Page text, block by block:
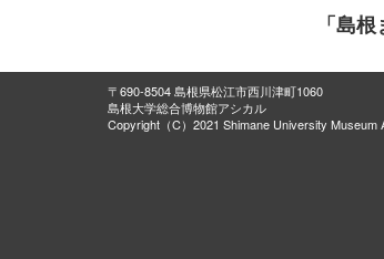
「島
〒690-8504 島根県松江市西川津町1060
島根大学総合博物館アシカル
Copyright（C）2021 Shimane University Museum